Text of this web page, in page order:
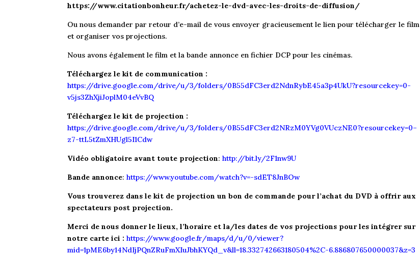
https://www.citationbonheur.fr/achetez-le-dvd-avec-les-droits-de-diffusion/
Ou nous demander par retour d’e-mail de vous envoyer gracieusement le lien pour télécharger le film
et organiser vos projections.
Nous avons également le film et la bande annonce en fichier DCP pour les cinémas.
Téléchargez le kit de communication :
https://drive.google.com/drive/u/3/folders/0B55dFC3erd2NdnRybE45a3p4UkU?resourcekey=0-
v5js3ZhXjiJoplM04eVvBQ
Téléchargez le kit de projection :
https://drive.google.com/drive/u/3/folders/0B55dFC3erd2NRzM0YVg0VUczNE0?resourcekey=0–
z7-ttL5tZmXHUgl5I1Cdw
Vidéo obligatoire avant toute projection: http://bit.ly/2F1nw9U
Bande annonce: https://www.youtube.com/watch?v=-sdET8JnBOw
Vous trouverez dans le kit de projection un bon de commande pour l’achat du DVD à offrir aux
spectateurs post projection.
Merci de nous donner le lieux, l’horaire et la/les dates de vos projections pour les intégrer sur
notre carte ici : https://www.google.fr/maps/d/u/0/viewer?
mid=1pME6by14NdIjPQnZRuFmXIuJbhKYQd_v&ll=18.332742663180504%2C-6.886807650000037&z=3